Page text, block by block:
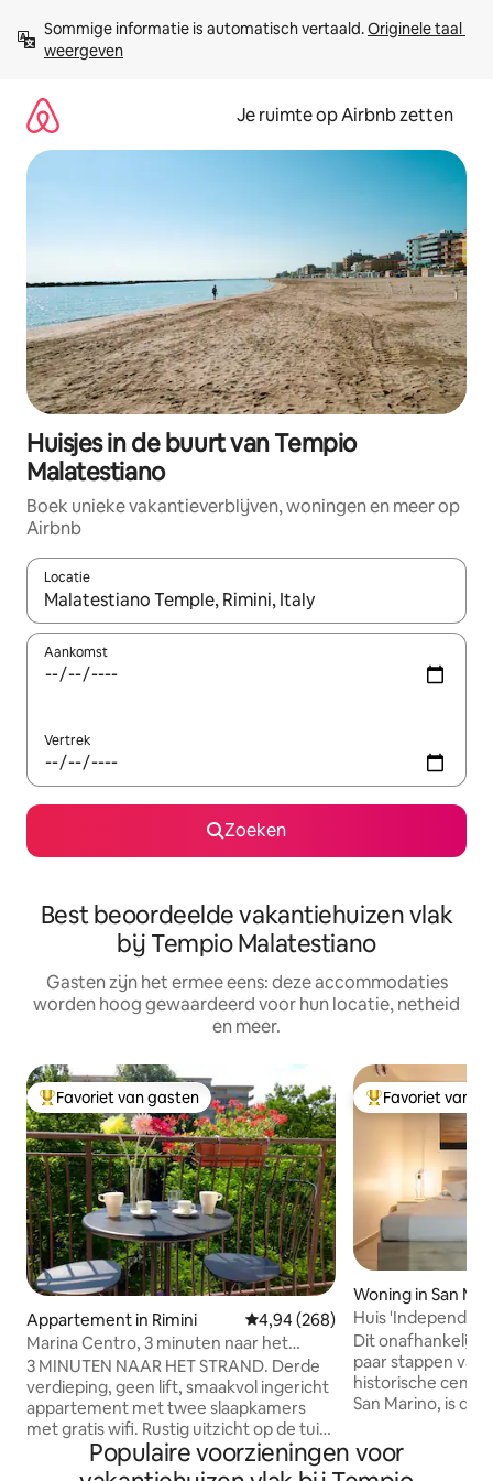
direct
naar
Sommige informatie is automatisch vertaald. Originele taal
weergeven
Je ruimte op Airbnb zetten
Huisjes in de buurt van Tempio
Malatestiano
Boek unieke vakantieverblijven, woningen en meer op
Airbnb
Locatie
Wanneer er suggesties beschikbaar zijn, maak je een keuze
Aankomst
Vertrek
Zoeken
Best beoordeelde vakantiehuizen vlak
bij Tempio Malatestiano
Gasten zijn het ermee eens: deze accommodaties
worden hoog gewaardeerd voor hun locatie, netheid
en meer.
Topfavoriet van gasten
Favoriet van gasten
Appartement in Rimini Gemiddelde beoordeling van
4,94 (268)
Marina Centro, 3 minuten naar het
strand.
3 MINUTEN NAAR HET STRAND. Derde
verdieping, geen lift, smaakvol ingericht
appartement met twee slaapkamers
met gratis wifi. Rustig uitzicht op de tuin
op de bovenste verdieping is ideaal voor
gezinnen met kinderen, koppels,
Topfavoriet van
Favoriet van
Woning in San
Huis
historische
Dit
paar stappen
historische
San Marino, is de
ontspanning,
adembenemend
Populaire voorzieningen voor